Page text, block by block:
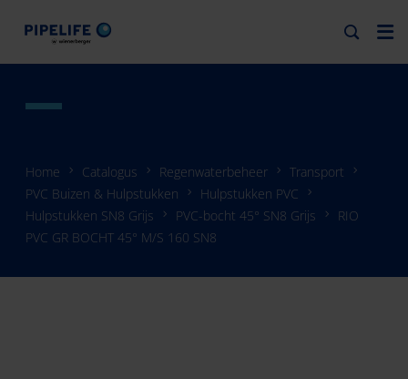
Home Catalogus Regenwaterbeheer
Transport
PVC Buizen & Hulpstukken
Hulpstukken PVC
Hulpstukken SN8 Grijs
PVC-bocht 45° SN8 Grijs
RIO
PVC GR BOCHT 45° M/S 160 SN8